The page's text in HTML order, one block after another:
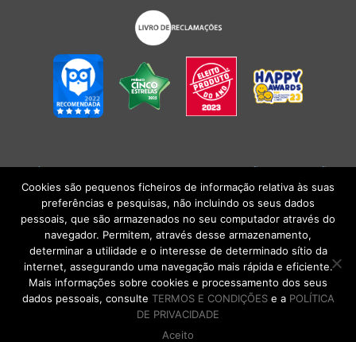
POLÍTICA DE PRIVACIDADE|TERMOS E CONDIÇÕESlCONDIÇÕES
GERAIS DE VENDA| Alberto Oculista, SA 2026. Todos os direitos reservados.
DE VOLTA AO TOPO
Cookies são pequenos ficheiros de informação relativa às suas
preferências e pesquisas, não incluindo os seus dados
pessoais, que são armazenados no seu computador através do
navegador. Permitem, através desse armazenamento,
determinar a utilidade e o interesse de determinado sítio da
internet, assegurando uma navegação mais rápida e eficiente.
Mais informações sobre cookies e processamento dos seus
dados pessoais, consulte TERMOS E CONDIÇÕESe a POLÍTICA
DE PRIVACIDADE
Aceito